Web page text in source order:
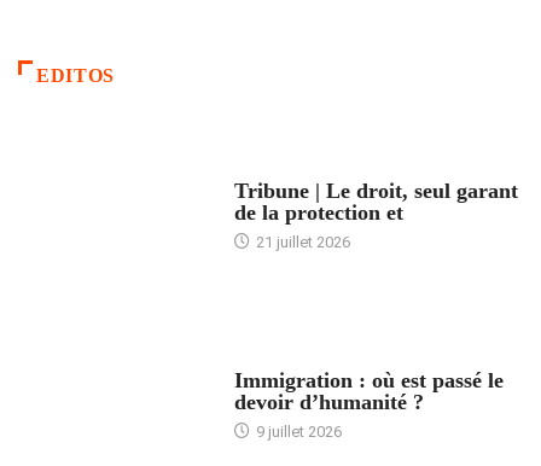
EDITOS
Tribune | Le droit, seul garant
de la protection et
21 juillet 2026
Immigration : où est passé le
devoir d’humanité ?
9 juillet 2026